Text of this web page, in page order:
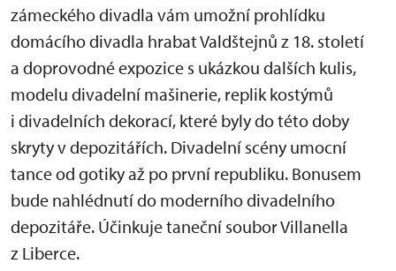
zámeckého divadla vám umožní prohlídku
domácího divadla hrabat Valdštejnů z 18. století
a doprovodné expozice s ukázkou dalších kulis,
modelu divadelní mašinerie, replik kostýmů
i divadelních dekorací, které byly do této doby
skryty v depozitářích. Divadelní scény umocní
tance od gotiky až po první republiku. Bonusem
bude nahlédnutí do moderního divadelního
depozitáře. Účinkuje taneční soubor Villanella
z Liberce.